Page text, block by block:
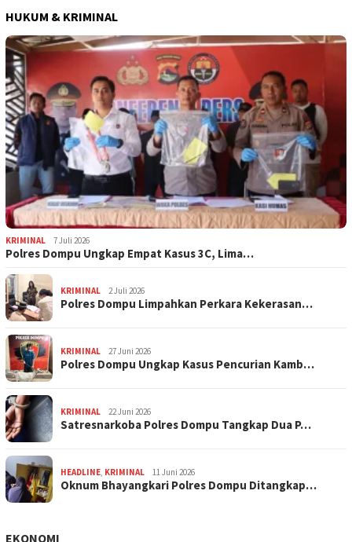
HUKUM & KRIMINAL
KRIMINAL 7 Juli 2026
Polres Dompu Ungkap Empat Kasus 3C, Lima…
KRIMINAL 2 Juli 2026
Polres Dompu Limpahkan Perkara Kekerasan…
KRIMINAL 27 Juni 2026
Polres Dompu Ungkap Kasus Pencurian Kamb…
KRIMINAL 22 Juni 2026
Satresnarkoba Polres Dompu Tangkap Dua P…
HEADLINE, KRIMINAL 11 Juni 2026
Oknum Bhayangkari Polres Dompu Ditangkap…
EKONOMI